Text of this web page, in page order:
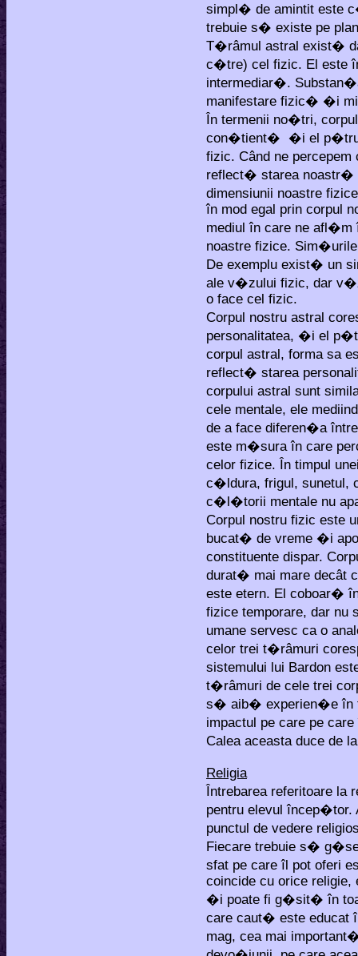
simpl� de amintit este
trebuie s� existe pe
T�râmul astral exist�
c�tre) cel fizic. El este
intermediar�.
manifestare fizic� �i
În termenii no�tri,
con�tient� �i el
fizic. Când ne
reflect� starea
dimensiunii noastre
în mod egal prin corpul
mediul în care ne
noastre fizice.
De exemplu exist� un
ale v�zului fizic, dar
o face cel fizic.
Corpul nostru astral
personalitatea, �i el
corpul astral, forma sa
reflect� starea
corpului astral sunt
cele mentale, ele
de a face diferen�a
este m�sura în care
celor fizice. În timpul
c�ldura, frigul, sunetul,
c�l�torii mentale nu
Corpul nostru fizic este
bucat� de vreme �i
constituente dispar.
durat� mai mare decât
este etern. El coboar�
fizice temporare, dar
umane servesc ca o
celor trei t�râmuri
sistemului lui Bardon
t�râmuri de cele trei
s� aib� experien�e în
impactul pe care pe
Calea aceasta duce de
Religia
Întrebarea referitoare la
pentru elevul
punctul de vedere
Fiecare trebuie s�
sfat pe care îl pot oferi
coincide cu orice religie,
�i poate fi g�sit� în
care caut� este educat
mag, cea mai